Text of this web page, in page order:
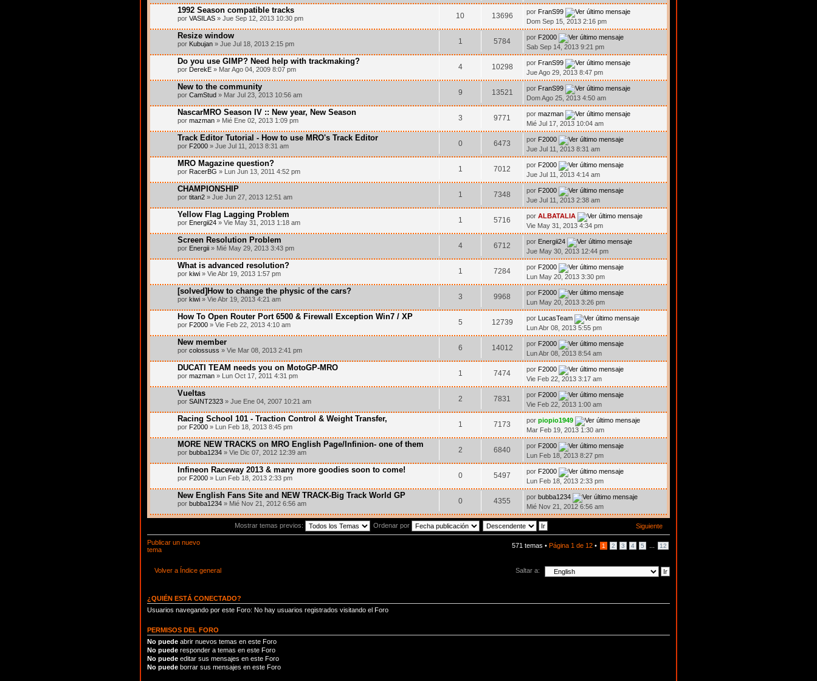
1992 Season compatible tracks
por VASILAS » Jue Sep 12, 2013 10:30 pm 10 13696 por FranS99
Dom Sep 15, 2013 2:16 pm
Resize window
por Kubujan » Jue Jul 18, 2013 2:15 pm 1 5784 por F2000
Sab Sep 14, 2013 9:21 pm
Do you use GIMP? Need help with trackmaking?
por DerekE » Mar Ago 04, 2009 8:07 pm 4 10298 por FranS99
Jue Ago 29, 2013 8:47 pm
New to the community
por CamStud » Mar Jul 23, 2013 10:56 am 9 13521 por FranS99
Dom Ago 25, 2013 4:50 am
NascarMRO Season IV :: New year, New Season
por mazman » Mié Ene 02, 2013 1:09 pm 3 9771 por mazman
Mié Jul 17, 2013 10:04 am
Track Editor Tutorial - How to use MRO's Track Editor
por F2000 » Jue Jul 11, 2013 8:31 am 0 6473 por F2000
Jue Jul 11, 2013 8:31 am
MRO Magazine question?
por RacerBG » Lun Jun 13, 2011 4:52 pm 1 7012 por F2000
Jue Jul 11, 2013 4:14 am
CHAMPIONSHIP
por titan2 » Jue Jun 27, 2013 12:51 am 1 7348 por F2000
Jue Jul 11, 2013 2:38 am
Yellow Flag Lagging Problem
por Energii24 » Vie May 31, 2013 1:18 am 1 5716 por ALBATALIA
Vie May 31, 2013 4:34 pm
Screen Resolution Problem
por Energii » Mié May 29, 2013 3:43 pm 4 6712 por Energii24
Jue May 30, 2013 12:44 pm
What is advanced resolution?
por kiwi » Vie Abr 19, 2013 1:57 pm 1 7284 por F2000
Lun May 20, 2013 3:30 pm
[solved]How to change the physic of the cars?
por kiwi » Vie Abr 19, 2013 4:21 am 3 9968 por F2000
Lun May 20, 2013 3:26 pm
How To Open Router Port 6500 & Firewall Exception Win7 / XP
por F2000 » Vie Feb 22, 2013 4:10 am 5 12739 por LucasTeam
Lun Abr 08, 2013 5:55 pm
New member
por colossuss » Vie Mar 08, 2013 2:41 pm 6 14012 por F2000
Lun Abr 08, 2013 8:54 am
DUCATI TEAM needs you on MotoGP-MRO
por mazman » Lun Oct 17, 2011 4:31 pm 1 7474 por F2000
Vie Feb 22, 2013 3:17 am
Vueltas
por SAINT2323 » Jue Ene 04, 2007 10:21 am 2 7831 por F2000
Vie Feb 22, 2013 1:00 am
Racing School 101 - Traction Control & Weight Transfer,
por F2000 » Lun Feb 18, 2013 8:45 pm 1 7173 por piopio1949
Mar Feb 19, 2013 1:30 am
MORE NEW TRACKS on MRO English Page/Infinion- one of them
por bubba1234 » Vie Dic 07, 2012 12:39 am 2 6840 por F2000
Lun Feb 18, 2013 8:27 pm
Infineon Raceway 2013 & many more goodies soon to come!
por F2000 » Lun Feb 18, 2013 2:33 pm 0 5497 por F2000
Lun Feb 18, 2013 2:33 pm
New English Fans Site and NEW TRACK-Big Track World GP
por bubba1234 » Mié Nov 21, 2012 6:56 am 0 4355 por bubba1234
Mié Nov 21, 2012 6:56 am
Siguiente
Mostrar temas previos: Ordenar por
Publicar un nuevo
tema
571 temas • Página 1 de 12 • 1 2 3 4 5 12
Volver a Índice general Saltar a:
¿QUIÉN ESTÁ CONECTADO?
Usuarios navegando por este Foro: No hay usuarios registrados visitando el Foro
PERMISOS DEL FORO
No puede abrir nuevos temas en este Foro
No puede responder a temas en este Foro
No puede editar sus mensajes en este Foro
No puede borrar sus mensajes en este Foro